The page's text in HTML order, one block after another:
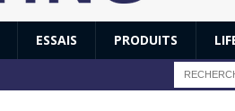
ESSAIS PRODUITS